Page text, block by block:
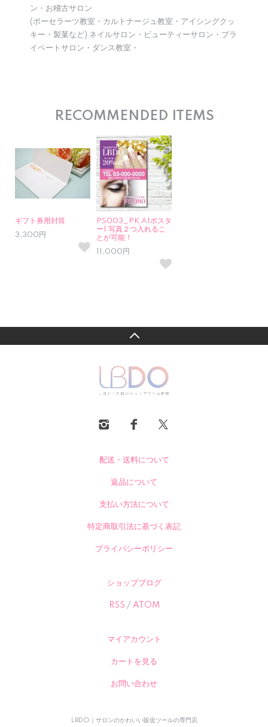
ン・お稽古サロン
(ポーセラーツ教室・カルトナージュ教室・アイシングクッ
キー・製菓など) ネイルサロン・ビューティーサロン・プラ
イベートサロン・ダンス教室・
RECOMMENDED ITEMS
ギフト券用封筒
3,300円
PS003_PK A1ポスタ
ー| 写真２つ入れるこ
とが可能！
11,000円
配送・送料について
返品について
支払い方法について
特定商取引法に基づく表記
プライバシーポリシー
ショップブログ
RSS / ATOM
マイアカウント
カートを見る
お問い合わせ
LBDO｜サロンのかわいい販促ツールの専門店